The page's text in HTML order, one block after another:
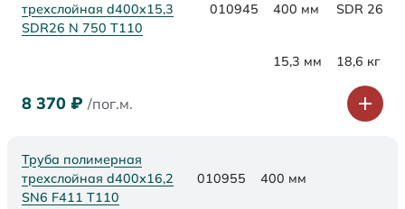
трехслойная d400x15,3
SDR26 N 750 Т110
010945 400 мм SDR 26
15,3 мм 18,6 кг
8 370 ₽ /пог.м.
Труба полимерная
трехслойная d400х16,2
SN6 F411 Т110
010955 400 мм